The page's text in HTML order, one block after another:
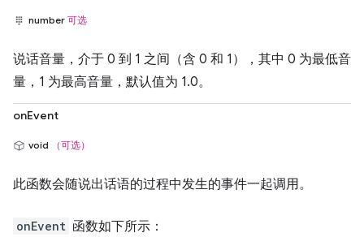
number 可选
说话音量，介于 0 到 1 之间（含 0 和 1），其中 0 为最低音
量，1 为最高音量，默认值为 1.0。
onEvent
void （可选）
此函数会随说出话语的过程中发生的事件一起调用。
onEvent 函数如下所示：